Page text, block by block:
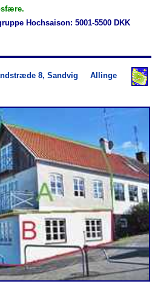
Hochsaison: 5001-5500 DKK
8, Sandvig Allinge